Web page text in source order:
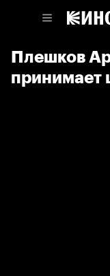
Плешков
принимает